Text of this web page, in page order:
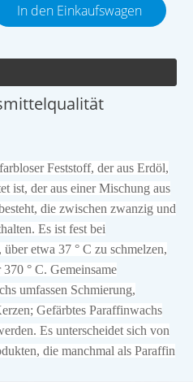
In den Einkaufswagen
Feststoff, der aus Erdöl,
ist, der aus einer Mischung aus
die zwischen zwanzig und
Es ist fest bei
etwa 37 ° C zu schmelzen,
° C. Gemeinsame
umfassen Schmierung,
Gefärbtes Paraffinwachs
Es unterscheidet sich von
die manchmal als Paraffin